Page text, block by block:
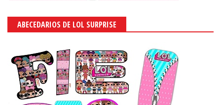
ABECEDARIOS DE LOL SURPRISE